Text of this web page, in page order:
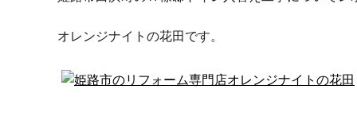
オレンジナイトの花田です。